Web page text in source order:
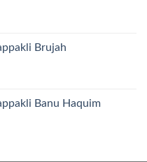
Brujah
Banu Haquim